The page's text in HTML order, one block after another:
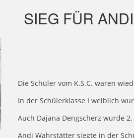
SIEG FÜR
Die Schüler vom K.S.C. waren
In der Schülerklasse I weiblich
Auch Dajana Dengscherz wurde
Andi Wahrstätter siegte in der